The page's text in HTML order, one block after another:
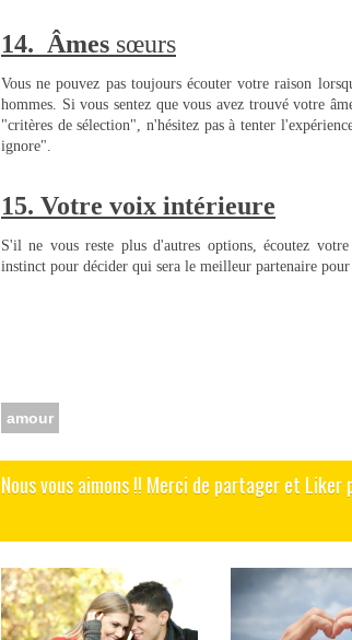
14. Âmes sœurs
Vous ne pouvez pas toujours écouter votre raison
hommes. Si vous sentez que vous avez trouvé votre
"critères de sélection", n'hésitez pas à tenter
ignore".
15. Votre voix intérieure
S'il ne vous reste plus d'autres options, écoutez
instinct pour décider qui sera le meilleur partenaire
amour
Nous vous aimons !! Merci de partager et Liker